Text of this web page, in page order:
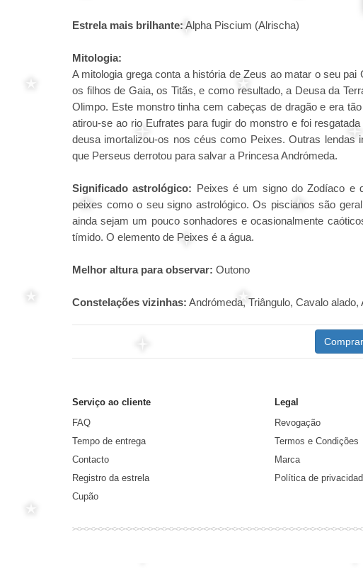
Estrela mais brilhante: Alpha Piscium (Alrischa)
Mitologia:
A mitologia grega conta a história de Zeus ao matar o seu
os filhos de Gaia, os Titãs, e como resultado, a Deusa da
Olimpo. Este monstro tinha cem cabeças de dragão e era
atirou-se ao rio Eufrates para fugir do monstro e foi
deusa imortalizou-os nos céus como Peixes. Outras
que Perseus derrotou para salvar a Princesa Andrómeda.
Significado astrológico: Peixes é um signo do Zodíaco e
peixes como o seu signo astrológico. Os piscianos são
ainda sejam um pouco sonhadores e ocasionalmente
tímido. O elemento de Peixes é a água.
Melhor altura para observar: Outono
Constelações vizinhas: Andrómeda, Triângulo, Cavalo
Serviço ao cliente
FAQ
Tempo de entrega
Contacto
Registro da estrela
Cupão
Legal
Revogação
Termos e Condições
Marca
Política de